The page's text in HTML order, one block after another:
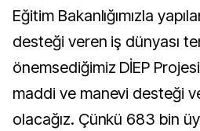
Eğitim Bakanlığımızla
desteği veren iş dünyası
önemsediğimiz DİEP
maddi ve manevi desteği
olacağız. Çünkü 683 bin